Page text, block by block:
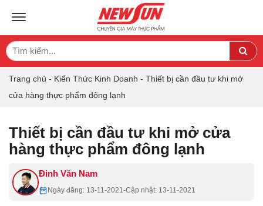
TOGGLE NAVIGATION
Search
for:
Trang chủ - Kiến Thức Kinh Doanh - Thiết bị cần đầu tư khi mở
cửa hàng thực phẩm đông lạnh
Thiết bị cần đầu tư khi mở cửa
hàng thực phẩm đông lạnh
Đinh Văn Nam
Ngày đăng: 13-11-2021-Cập nhật: 13-11-2021